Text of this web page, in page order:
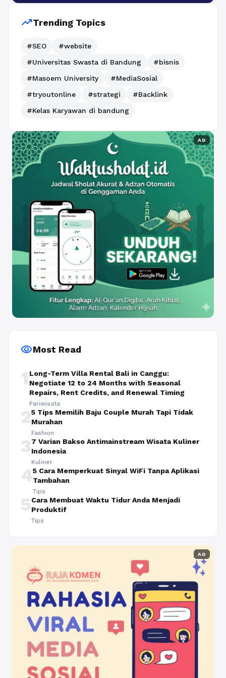
trending_upTrending Topics
#SEO
#website
#Universitas Swasta di Bandung
#bisnis
#Masoem University
#MediaSosial
#tryoutonline
#strategi
#Backlink
#Kelas Karyawan di bandung
AD
visibilityMost Read
1 Long-Term Villa Rental Bali in Canggu:
Negotiate 12 to 24 Months with Seasonal
Repairs, Rent Credits, and Renewal Timing
Pariwisata
25 Tips Memilih Baju Couple Murah Tapi Tidak
Murahan
Fashion
37 Varian Bakso Antimainstream Wisata Kuliner
Indonesia
Kuliner
45 Cara Memperkuat Sinyal WiFi Tanpa Aplikasi
Tambahan
Tips
5Cara Membuat Waktu Tidur Anda Menjadi
Produktif
Tips
AD